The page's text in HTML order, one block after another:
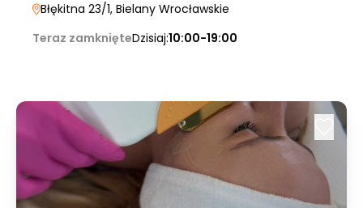
Błękitna 23/1, Bielany Wrocławskie
Teraz zamknięteDzisiaj:10:00-19:00